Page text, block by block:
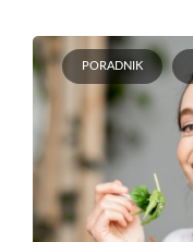
PORADNIK